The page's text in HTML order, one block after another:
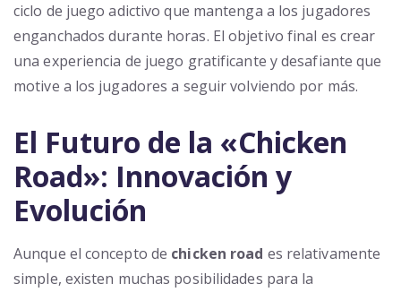
ciclo de juego adictivo que mantenga a los jugadores
enganchados durante horas. El objetivo final es crear
una experiencia de juego gratificante y desafiante que
motive a los jugadores a seguir volviendo por más.
El Futuro de la «Chicken
Road»: Innovación y
Evolución
Aunque el concepto de chicken road es relativamente
simple, existen muchas posibilidades para la